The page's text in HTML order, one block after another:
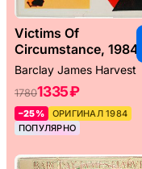
Victims Of
Circumstance, 1984
Barclay James Harvest
17801335 ₽
–25%
ОРИГИНАЛ 1984
ПОПУЛЯРНО